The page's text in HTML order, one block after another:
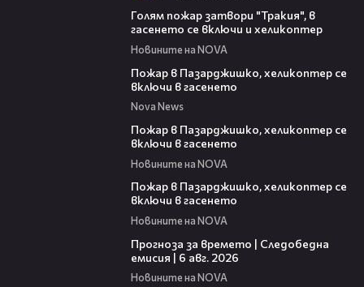
Голям пожар затвори "Тракия", в
гасенето се включи и хеликоптер
Новините на NOVA
Пожар в Пазарджишко, хеликоптер се
включи в гасенето
Nova News
Пожар в Пазарджишко, хеликоптер се
включи в гасенето
Новините на NOVA
Пожар в Пазарджишко, хеликоптер се
включи в гасенето
Новините на NOVA
Прогноза за времето | Следобедна
емисия | 6 авг. 2026
Новините на NOVA